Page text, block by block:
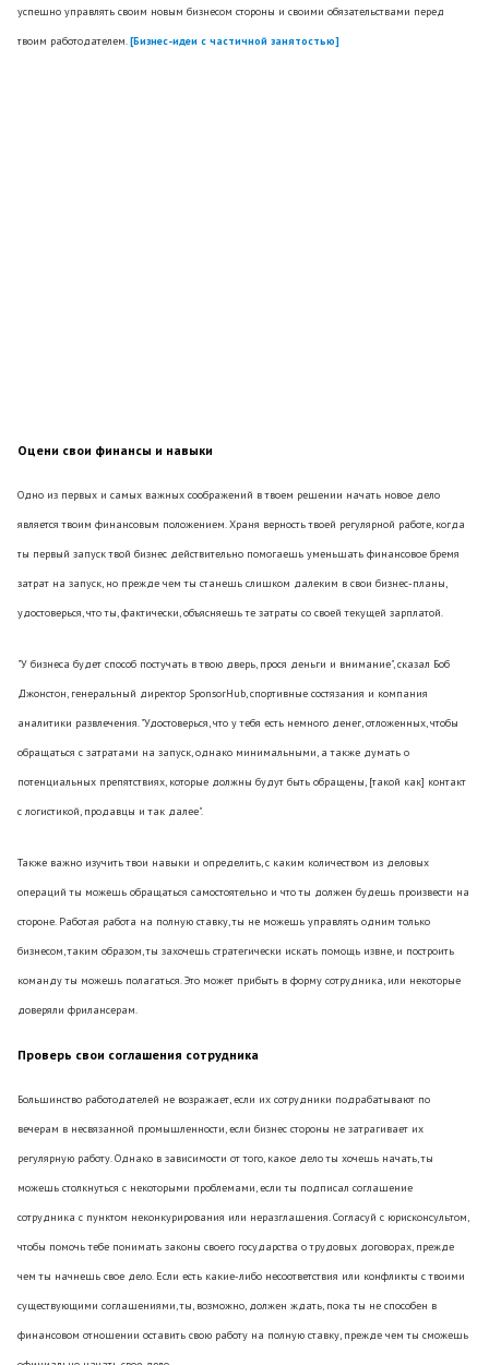
успешно управлять своим новым бизнесом стороны и своими обязательствами перед
твоим работодателем. [Бизнес-идеи с частичной занятостью]
Оцени свои финансы и навыки
Одно из первых и самых важных соображений в твоем решении начать новое дело
является твоим финансовым положением. Храня верность твоей регулярной работе, когда
ты первый запуск твой бизнес действительно помогаешь уменьшать финансовое бремя
затрат на запуск, но прежде чем ты станешь слишком далеким в свои бизнес-планы,
удостоверься, что ты, фактически, объясняешь те затраты со своей текущей зарплатой.
"У бизнеса будет способ постучать в твою дверь, прося деньги и внимание", сказал Боб
Джонстон, генеральный директор SponsorHub, спортивные состязания и компания
аналитики развлечения. "Удостоверься, что у тебя есть немного денег, отложенных, чтобы
обращаться с затратами на запуск, однако минимальными, а также думать о
потенциальных препятствиях, которые должны будут быть обращены, [такой как] контакт
с логистикой, продавцы и так далее".
Также важно изучить твои навыки и определить, с каким количеством из деловых
операций ты можешь обращаться самостоятельно и что ты должен будешь произвести на
стороне. Работая работа на полную ставку, ты не можешь управлять одним только
бизнесом, таким образом, ты захочешь стратегически искать помощь извне, и построить
команду ты можешь полагаться. Это может прибыть в форму сотрудника, или некоторые
доверяли фрилансерам.
Проверь свои соглашения сотрудника
Большинство работодателей не возражает, если их сотрудники подрабатывают по
вечерам в несвязанной промышленности, если бизнес стороны не затрагивает их
регулярную работу. Однако в зависимости от того, какое дело ты хочешь начать, ты
можешь столкнуться с некоторыми проблемами, если ты подписал соглашение
сотрудника с пунктом неконкурирования или неразглашения. Согласуй с юрисконсультом,
чтобы помочь тебе понимать законы своего государства о трудовых договорах, прежде
чем ты начнешь свое дело. Если есть какие-либо несоответствия или конфликты с твоими
существующими соглашениями, ты, возможно, должен ждать, пока ты не способен в
финансовом отношении оставить свою работу на полную ставку, прежде чем ты сможешь